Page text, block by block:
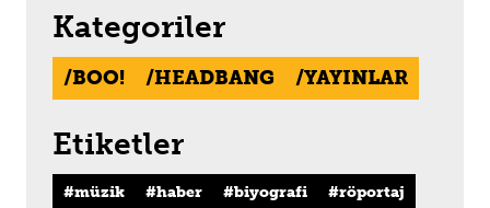
Kategoriler
BOO! HEADBANG YAYINLAR
Etiketler
müzik haber biyografi
röportaj